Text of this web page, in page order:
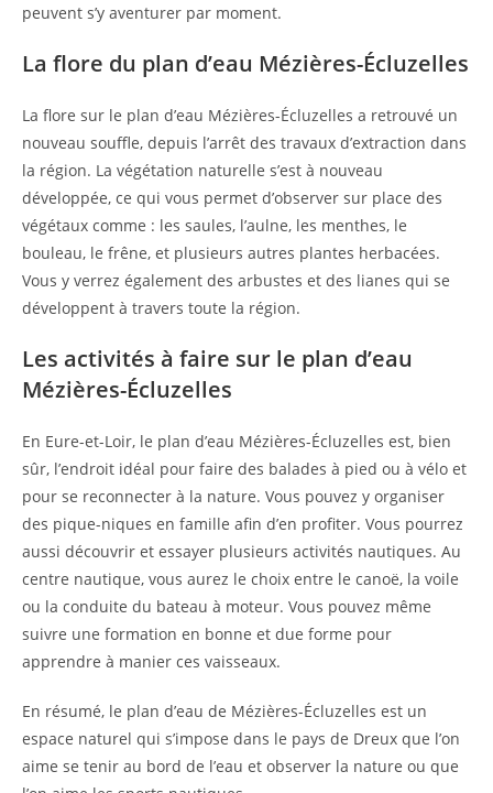
peuvent s’y aventurer par moment.
La flore du plan d’eau Mézières-Écluzelles
La flore sur le plan d’eau Mézières-Écluzelles a retrouvé un
nouveau souffle, depuis l’arrêt des travaux d’extraction dans
la région. La végétation naturelle s’est à nouveau
développée, ce qui vous permet d’observer sur place des
végétaux comme : les saules, l’aulne, les menthes, le
bouleau, le frêne, et plusieurs autres plantes herbacées.
Vous y verrez également des arbustes et des lianes qui se
développent à travers toute la région.
Les activités à faire sur le plan d’eau
Mézières-Écluzelles
En Eure-et-Loir, le plan d’eau Mézières-Écluzelles est, bien
sûr, l’endroit idéal pour faire des balades à pied ou à vélo et
pour se reconnecter à la nature. Vous pouvez y organiser
des pique-niques en famille afin d’en profiter. Vous pourrez
aussi découvrir et essayer plusieurs activités nautiques. Au
centre nautique, vous aurez le choix entre le canoë, la voile
ou la conduite du bateau à moteur. Vous pouvez même
suivre une formation en bonne et due forme pour
apprendre à manier ces vaisseaux.
En résumé, le plan d’eau de Mézières-Écluzelles est un
espace naturel qui s’impose dans le pays de Dreux que l’on
aime se tenir au bord de l’eau et observer la nature ou que